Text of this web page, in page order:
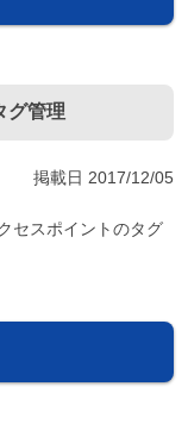
グ管理
掲載日 2017/12/05
セスポイントのタグ